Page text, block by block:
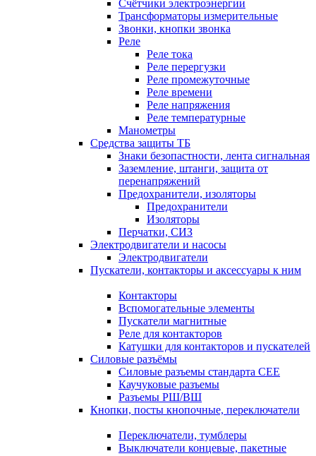
Счётчики электроэнергии
Трансформаторы измерительные
Звонки, кнопки звонка
Реле
Реле тока
Реле перергузки
Реле промежуточные
Реле времени
Реле напряжения
Реле температурные
Манометры
Средства защиты ТБ
Знаки безопастности, лента сигнальная
Заземление, штанги, защита от
перенапряжений
Предохранители, изоляторы
Предохранители
Изоляторы
Перчатки, СИЗ
Электродвигатели и насосы
Электродвигатели
Пускатели, контакторы и аксессуары к ним
Контакторы
Вспомогательные элементы
Пускатели магнитные
Реле для контакторов
Катушки для контакторов и пускателей
Силовые разъёмы
Силовые разъемы стандарта СЕЕ
Каучуковые разъемы
Разъемы РШ/ВШ
Кнопки, посты кнопочные, переключатели
Переключатели, тумблеры
Выключатели концевые, пакетные